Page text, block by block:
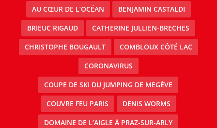
AU CŒUR DE L’OCÉAN BENJAMIN CASTALDI
BRIEUC RIGAUD CATHERINE JULLIEN-BRECHES
CHRISTOPHE BOUGAULT COMBLOUX CÔTÉ LAC
CORONAVIRUS
COUPE DE SKI DU JUMPING DE MEGÈVE
COUVRE FEU PARIS DENIS WORMS
DOMAINE DE L’AIGLE À PRAZ-SUR-ARLY